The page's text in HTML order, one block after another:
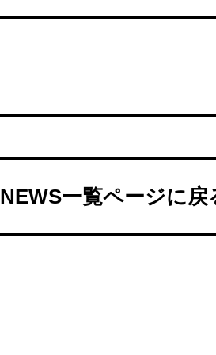
NEWS一覧ページに戻